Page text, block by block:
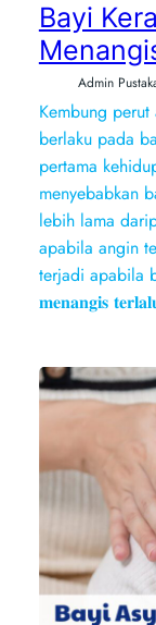
Bayi
Admin
Kembung
berlaku pada
pertama
menyebabkan
lebih lama
apabila angin
terjadi apabila
𝐦𝐞𝐧𝐚𝐧𝐠𝐢𝐬